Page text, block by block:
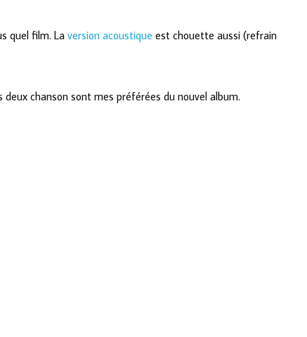
quel film. La version acoustique est chouette aussi (refrain
chanson sont mes préférées du nouvel album.